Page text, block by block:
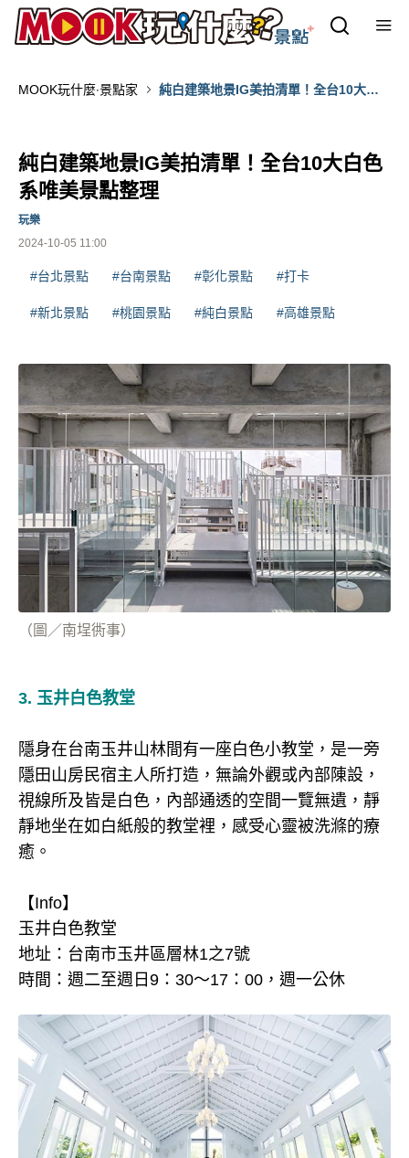
MOOK玩什麼‧景點家
純白建築地景IG美拍清單！全台10大白
純白建築地景IG美拍清單！全台10大白色
系唯美景點整理
2024-10-05 11:00
玩樂
#台北景點 #台南景點 #彰化景點 #打卡
#新北景點 #桃園景點 #純白景點 #高雄景點
（圖／南埕衖事）
3. 玉井白色教堂
隱身在台南玉井山林間有一座白色小教堂，是一旁
隱田山房民宿主人所打造，無論外觀或內部陳設，
視線所及皆是白色，內部通透的空間一覽無遺，靜
靜地坐在如白紙般的教堂裡，感受心靈被洗滌的療
癒。
【Info】
玉井白色教堂
地址：台南市玉井區層林1之7號
時間：週二至週日9：30～17：00，週一公休